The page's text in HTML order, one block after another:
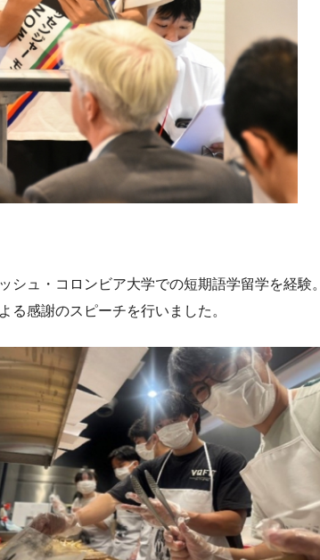
ュ・コロンビア大学での短期語学留学を経験。
る感謝のスピーチを行いました。